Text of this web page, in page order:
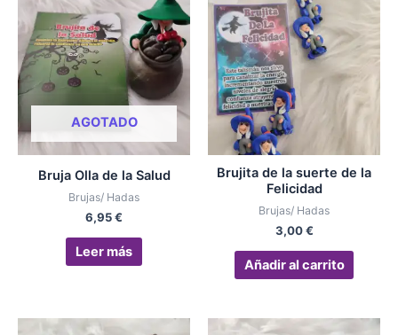
AGOTADO
Bruja Olla de la Salud
Brujas/ Hadas
6,95€
Leer más
Brujita de la suerte de la
Felicidad
Brujas/ Hadas
3,00€
Añadir al carrito